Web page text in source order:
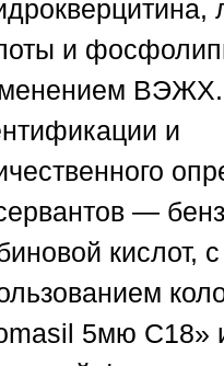
и
ВЭЖХ.
и
—
кислот, с
5мю С18»